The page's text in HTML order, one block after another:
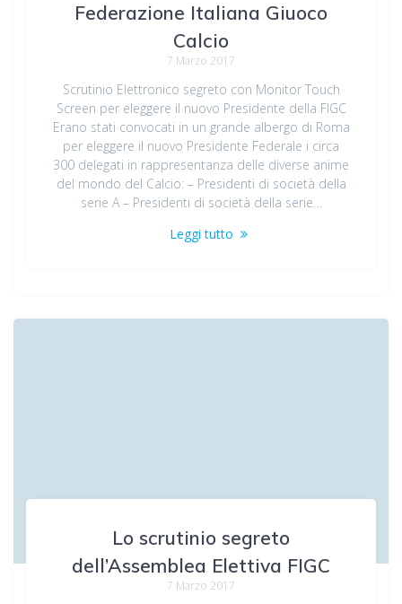
Federazione Italiana Giuoco
Calcio
7 Marzo 2017
Scrutinio Elettronico segreto con Monitor Touch
Screen per eleggere il nuovo Presidente della FIGC
Erano stati convocati in un grande albergo di Roma
per eleggere il nuovo Presidente Federale i circa
300 delegati in rappresentanza delle diverse anime
del mondo del Calcio: – Presidenti di società della
serie A – Presidenti di società della serie…
Leggi tutto
Lo scrutinio segreto
dell’Assemblea Elettiva FIGC
7 Marzo 2017